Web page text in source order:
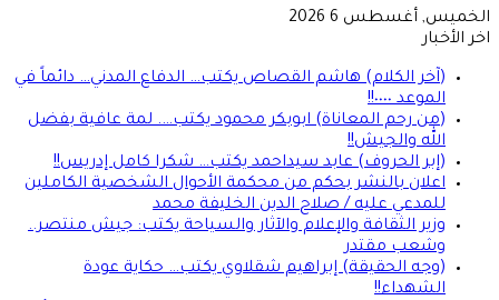
الخميس, أغسطس 6 2026
اخر الأخبار
(آخر الكلام) هاشم القصاص يكتب… الدفاع المدني… دائماً في
الموعد ٠٠٠٠!!
(من رحم المعاناة) ابوبكر محمود يكتب…. لمة عافية بفضل
الله والجيش!!
(إبر الحروف) عابد سيداحمد يكتب… شكرا كامل إدريس!!
اعلان بالنشر بحكم من محكمة الأحوال الشخصية الكاملين
للمدعي عليه / صلاح الدين الخليفة محمد
وزير الثقافة والإعلام والآثار والسياحة يكتب: جيش منتصر..
وشعب مقتدر
(وجه الحقيقة) إبراهيم شقلاوي يكتب… حكاية عودة
الشهداء!!